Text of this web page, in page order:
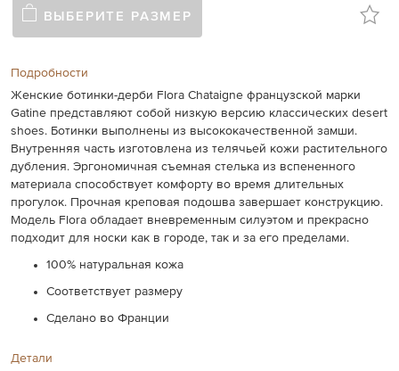
ВЫБЕРИТЕ РАЗМЕР
Подробности
Женские ботинки-дерби Flora Chataigne французской марки
Gatine представляют собой низкую версию классических desert
shoes. Ботинки выполнены из высококачественной замши.
Внутренняя часть изготовлена из телячьей кожи растительного
дубления. Эргономичная съемная стелька из вспененного
материала способствует комфорту во время длительных
прогулок. Прочная креповая подошва завершает конструкцию.
Модель Flora обладает вневременным силуэтом и прекрасно
подходит для носки как в городе, так и за его пределами.
100% натуральная кожа
Соответствует размеру
Сделано во Франции
Детали